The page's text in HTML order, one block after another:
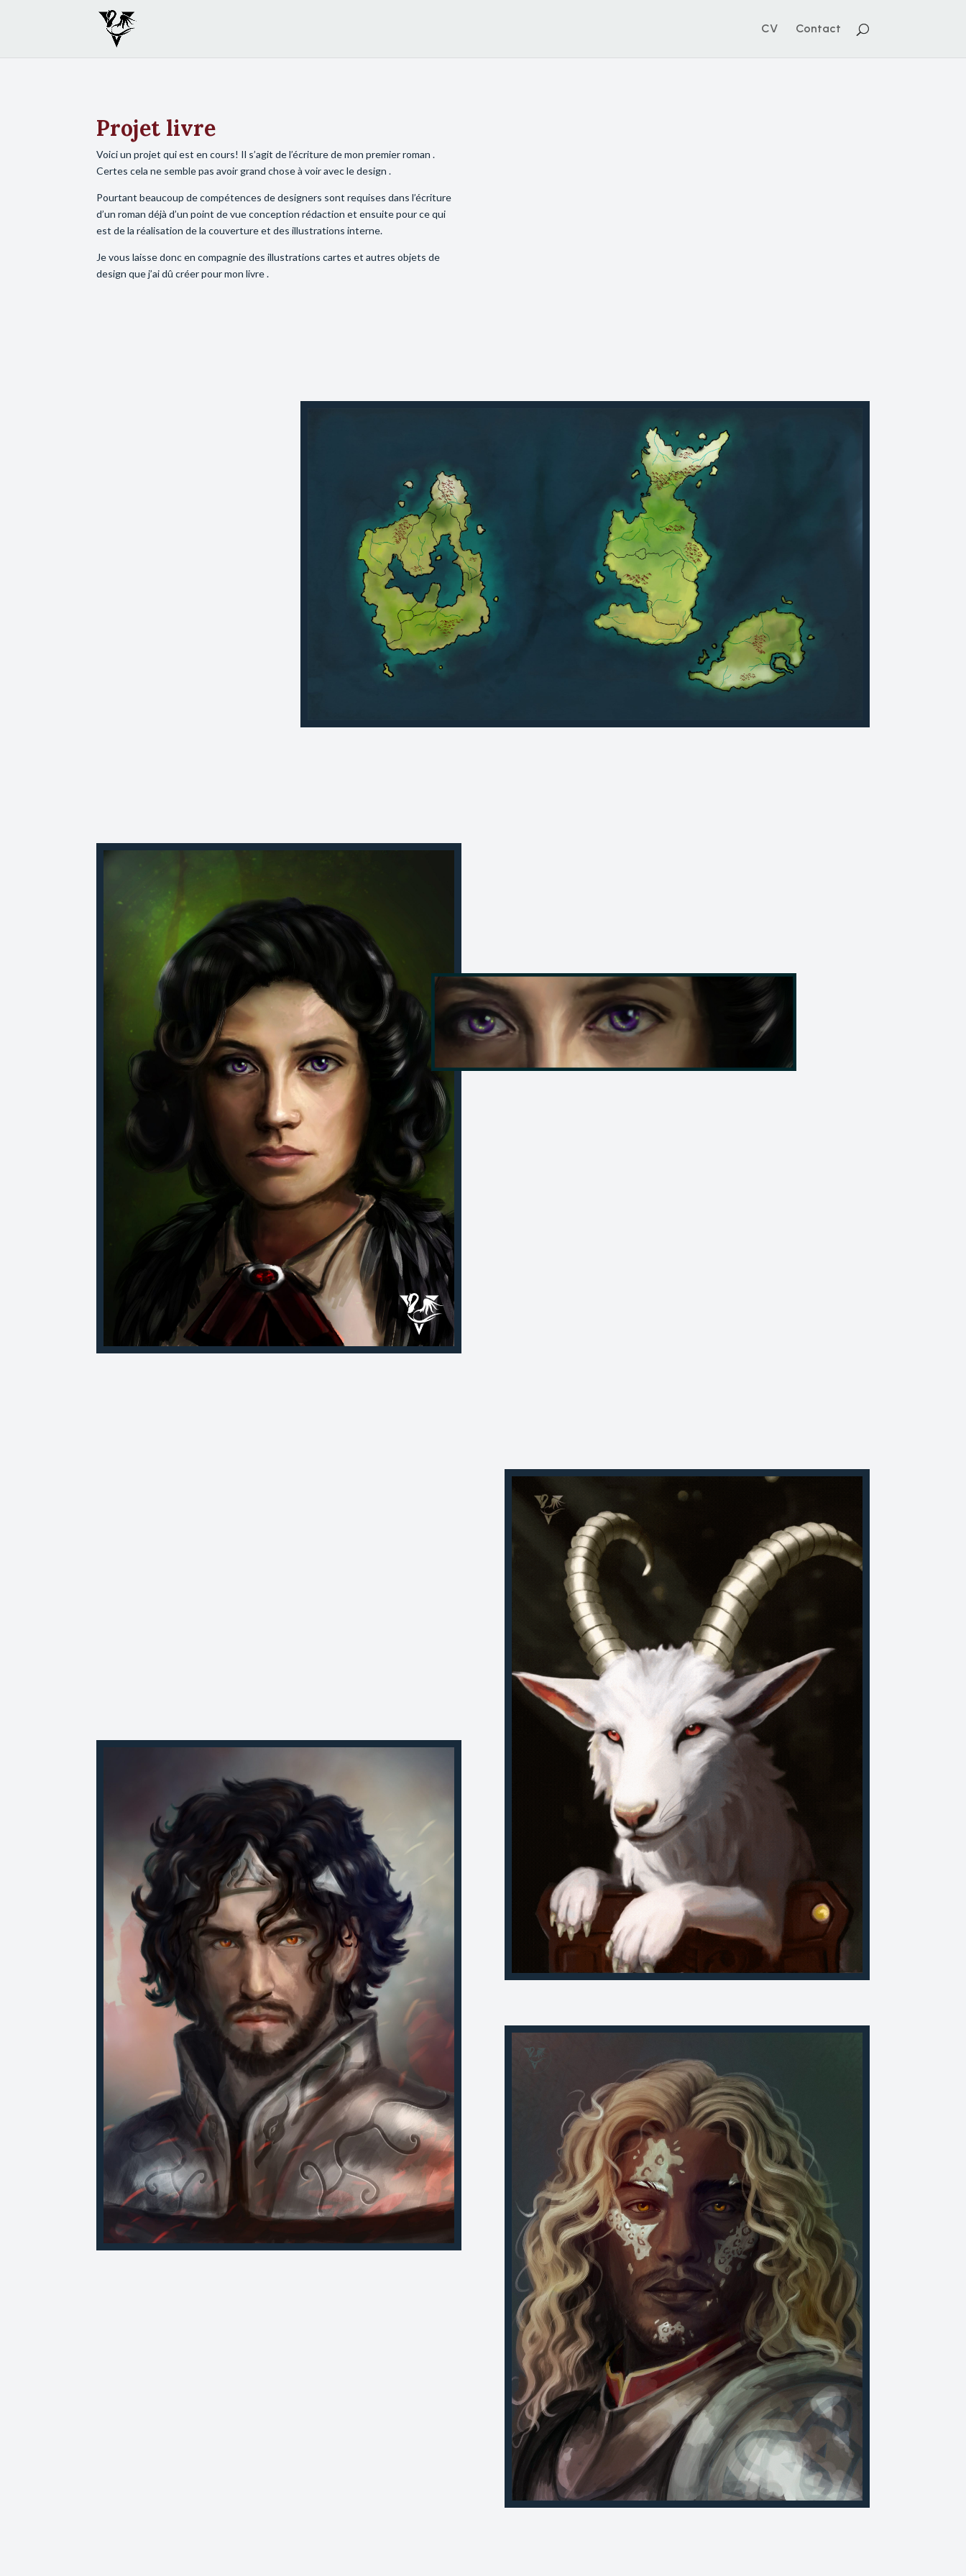
CV Contact
Projet livre
Voici un projet qui est en cours! Il s’agit de l’écriture de mon premier roman .
Certes cela ne semble pas avoir grand chose à voir avec le design .
Pourtant beaucoup de compétences de designers sont requises dans l’écriture
d’un roman déjà d’un point de vue conception rédaction et ensuite pour ce qui
est de la réalisation de la couverture et des illustrations interne.
Je vous laisse donc en compagnie des illustrations cartes et autres objets de
design que j’ai dû créer pour mon livre .